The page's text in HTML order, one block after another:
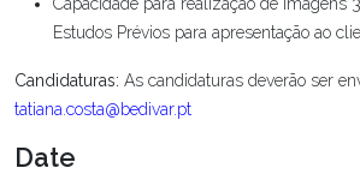
Estudos Prévios para apresentação ao
Candidaturas: As candidaturas deverão ser
tatiana.costa@bedivar.pt
Date